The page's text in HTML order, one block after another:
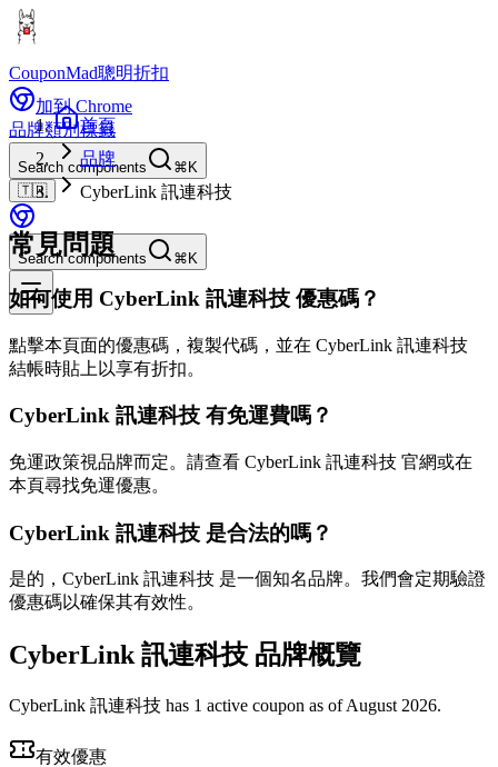
CouponMad聰明折扣
加到 Chrome
品牌類別標籤
Search components
⌘K
🇹🇼
Search components ⌘K
首頁
品牌
CyberLink 訊連科技
常見問題
如何使用 CyberLink 訊連科技 優惠碼？
點擊本頁面的優惠碼，複製代碼，並在 CyberLink 訊連科技
結帳時貼上以享有折扣。
CyberLink 訊連科技 有免運費嗎？
免運政策視品牌而定。請查看 CyberLink 訊連科技 官網或在
本頁尋找免運優惠。
CyberLink 訊連科技 是合法的嗎？
是的，CyberLink 訊連科技 是一個知名品牌。我們會定期驗證
優惠碼以確保其有效性。
CyberLink 訊連科技 品牌概覽
CyberLink 訊連科技 has 1 active coupon as of August 2026.
有效優惠